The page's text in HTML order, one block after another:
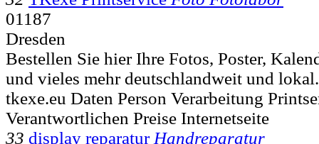
01187
Dresden
Bestellen Sie hier Ihre Fotos, Poster,
und vieles mehr deutschlandweit und
tkexe.eu Daten Person Verarbeitung
Verantwortlichen Preise Internetseite
33 display reparatur Handreparatur